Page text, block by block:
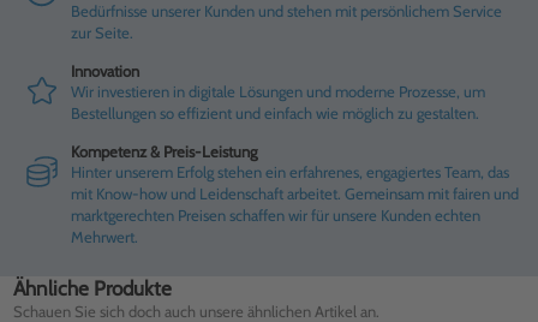
Bedürfnisse unserer Kunden und stehen mit persönlichem Service
zur Seite.
Innovation
Wir investieren in digitale Lösungen und moderne Prozesse, um
Bestellungen so effizient und einfach wie möglich zu gestalten.
Kompetenz & Preis-Leistung
Hinter unserem Erfolg stehen ein erfahrenes, engagiertes Team, das
mit Know-how und Leidenschaft arbeitet. Gemeinsam mit fairen und
marktgerechten Preisen schaffen wir für unsere Kunden echten
Mehrwert.
Ähnliche Produkte
Schauen Sie sich doch auch unsere ähnlichen Artikel an.